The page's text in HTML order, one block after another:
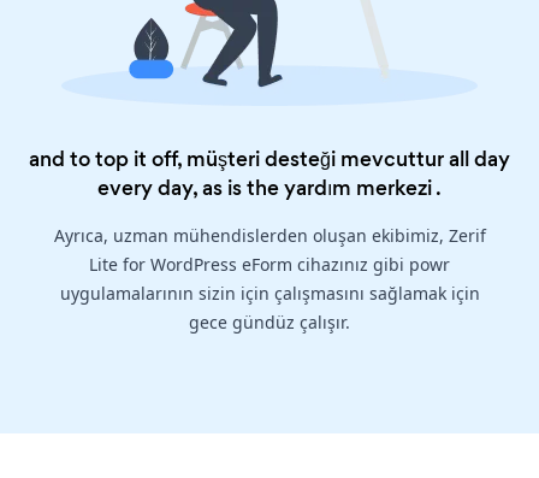
and to top it off, müşteri desteği mevcuttur all day
every day, as is theyardım merkezi.
Ayrıca, uzman mühendislerden oluşan ekibimiz, Zerif
Lite for WordPress eForm cihazınız gibi powr
uygulamalarının sizin için çalışmasını sağlamak için
gece gündüz çalışır.